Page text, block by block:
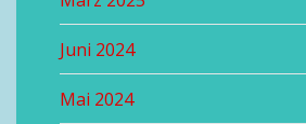
Juni 2024
Mai 2024